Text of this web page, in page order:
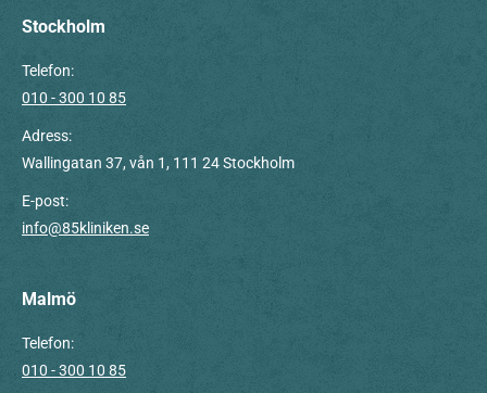
opens
new
window
opens
new
window
opens
window
Stockholm
Telefon:
010 - 300 10 85
Adress:
Wallingatan 37, vån 1, 111 24 Stockholm
E-post:
info@85kliniken.se
Malmö
Telefon:
010 - 300 10 85